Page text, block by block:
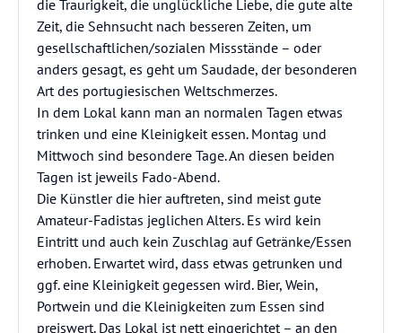
die Traurigkeit, die unglückliche Liebe, die gute alte
Zeit, die Sehnsucht nach besseren Zeiten, um
gesellschaftlichen/sozialen Missstände – oder
anders gesagt, es geht um Saudade, der besonderen
Art des portugiesischen Weltschmerzes.
In dem Lokal kann man an normalen Tagen etwas
trinken und eine Kleinigkeit essen. Montag und
Mittwoch sind besondere Tage. An diesen beiden
Tagen ist jeweils Fado-Abend.
Die Künstler die hier auftreten, sind meist gute
Amateur-Fadistas jeglichen Alters. Es wird kein
Eintritt und auch kein Zuschlag auf Getränke/Essen
erhoben. Erwartet wird, dass etwas getrunken und
ggf. eine Kleinigkeit gegessen wird. Bier, Wein,
Portwein und die Kleinigkeiten zum Essen sind
preiswert. Das Lokal ist nett eingerichtet – an den